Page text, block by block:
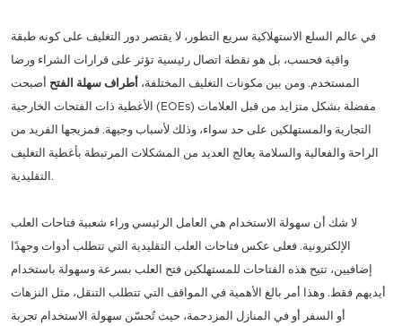
في عالم السلع الاستهلاكية سريع التطور، لا يقتصر دور التغليف على كونه طبقة
واقية فحسب، بل هو نقطة اتصال رئيسية تؤثر على قرارات الشراء ورضا
المستخدم. ومن بين مكونات التغليف المختلفة، أطراف سهلة الفتح أصبحت
الأغطية ذات الفتحات الخارجية (EOEs) مفضلة بشكل متزايد من قبل العلامات
التجارية والمستهلكين على حد سواء، وذلك لأسباب وجيهة. فمزيجها الفريد من
الراحة والفعالية والسلامة يعالج العديد من المشكلات المرتبطة بأغطية التغليف
التقليدية.
لا شك أن سهولة الاستخدام هي العامل الرئيسي وراء شعبية فتاحات العلب
الإلكترونية. فعلى عكس فتاحات العلب التقليدية التي تتطلب أدوات وجهدًا
إضافيين، تتيح هذه الفتاحات للمستهلكين فتح العلب بسرعة وسهولة باستخدام
أيديهم فقط. وهذا أمر بالغ الأهمية في المواقف التي تتطلب التنقل، مثل النزهات
أو السفر أو في المنازل المزدحمة، حيث تُحسّن سهولة الاستخدام تجربة